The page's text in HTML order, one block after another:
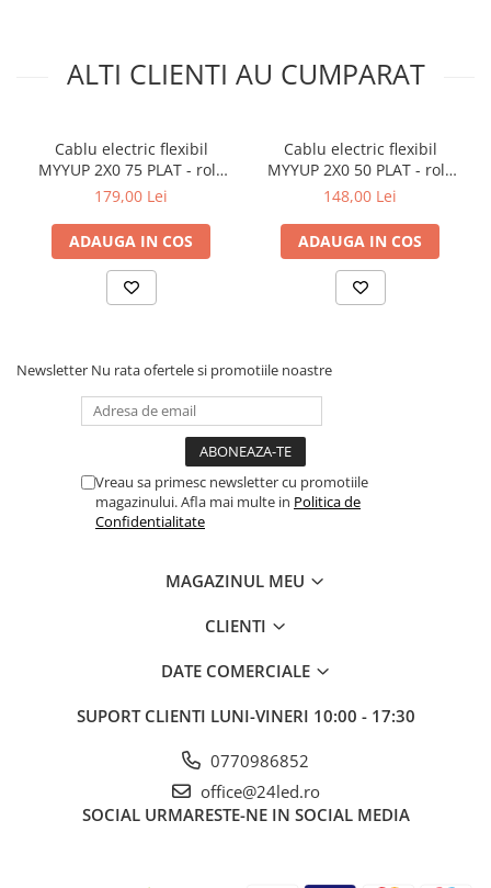
ALTI CLIENTI AU CUMPARAT
Cablu electric flexibil
MYYUP 2X0 75 PLAT - rola
100m
179,00 Lei
ADAUGA IN COS
Cablu electric flexibil
MYYUP 2X0 50 PLAT - rola
100m
148,00 Lei
ADAUGA IN COS
Newsletter Nu rata ofertele si promotiile noastre
Vreau sa primesc newsletter cu promotiile
magazinului. Afla mai multe in Politica de
Confidentialitate
MAGAZINUL MEU
CLIENTI
DATE COMERCIALE
SUPORT CLIENTI LUNI-VINERI 10:00 - 17:30
0770986852
office@24led.ro
SOCIAL URMARESTE-NE IN SOCIAL MEDIA